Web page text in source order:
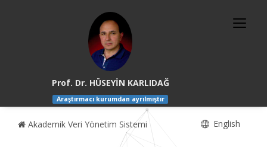
Prof. Dr. HÜSEYİN KARLIDAĞ
Araştırmacı kurumdan ayrılmıştır
Akademik Veri Yönetim Sistemi English